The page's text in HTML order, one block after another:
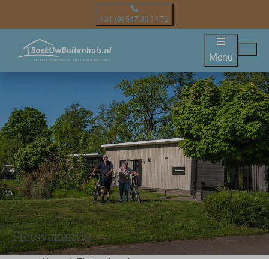
+31 (0) 547 38 14 72
Menu
Fietsvakantie